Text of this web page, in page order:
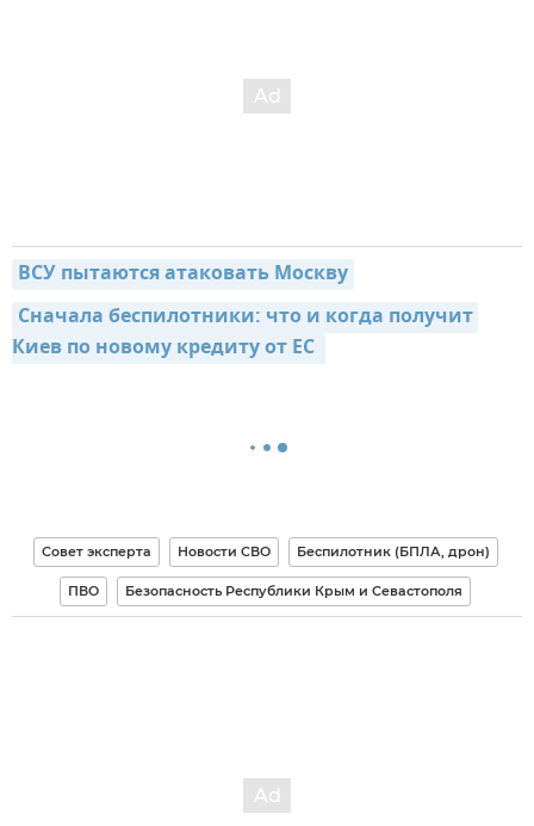
ВСУ пытаются атаковать Москву
Сначала беспилотники: что и когда получит
Киев по новому кредиту от ЕС
Совет эксперта Новости СВО Беспилотник (БПЛА, дрон)
ПВО Безопасность Республики Крым и Севастополя